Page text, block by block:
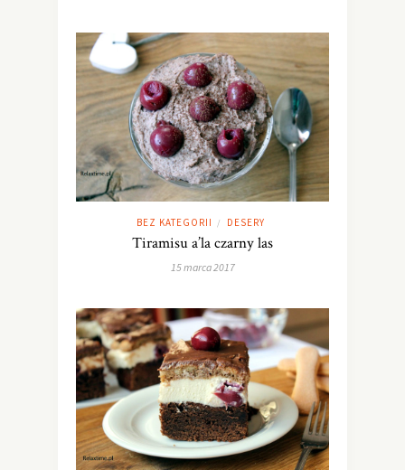
BEZ KATEGORII / DESERY
Tiramisu a’la czarny las
15 marca 2017